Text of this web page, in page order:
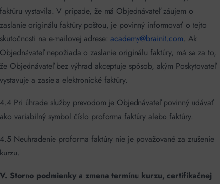
faktúru vystavila. V prípade, že má Objednávateľ záujem o
zaslanie originálu faktúry poštou, je povinný informovať o tejto
skutočnosti na e-mailovej adrese: academy@brainit.com. Ak
Objednávateľ nepožiada o zaslanie originálu faktúry, má sa za to,
že Objednávateľ bez výhrad akceptuje spôsob, akým Poskytovateľ
vystavuje a zasiela elektronické faktúry.
4.4 Pri úhrade služby prevodom je Objednávateľ povinný udávať
ako variabilný symbol číslo proforma faktúry alebo faktúry.
4.5 Neuhradenie proforma faktúry nie je považované za zrušenie
kurzu.
V. Storno podmienky a zmena termínu kurzu, certifikačnej